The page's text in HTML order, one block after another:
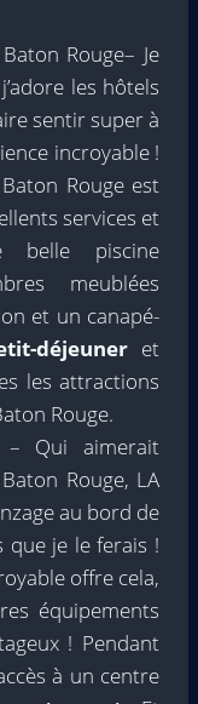
Rouge– Je
les hôtels
sentir super à
incroyable !
Rouge est
services et
belle piscine
meublées
et un canapé-
déjeuneret
les attractions
Rouge.
– Qui aimerait
Rouge, LA
au bord de
que je le ferais !
offre cela,
équipements
! Pendant
à un centre